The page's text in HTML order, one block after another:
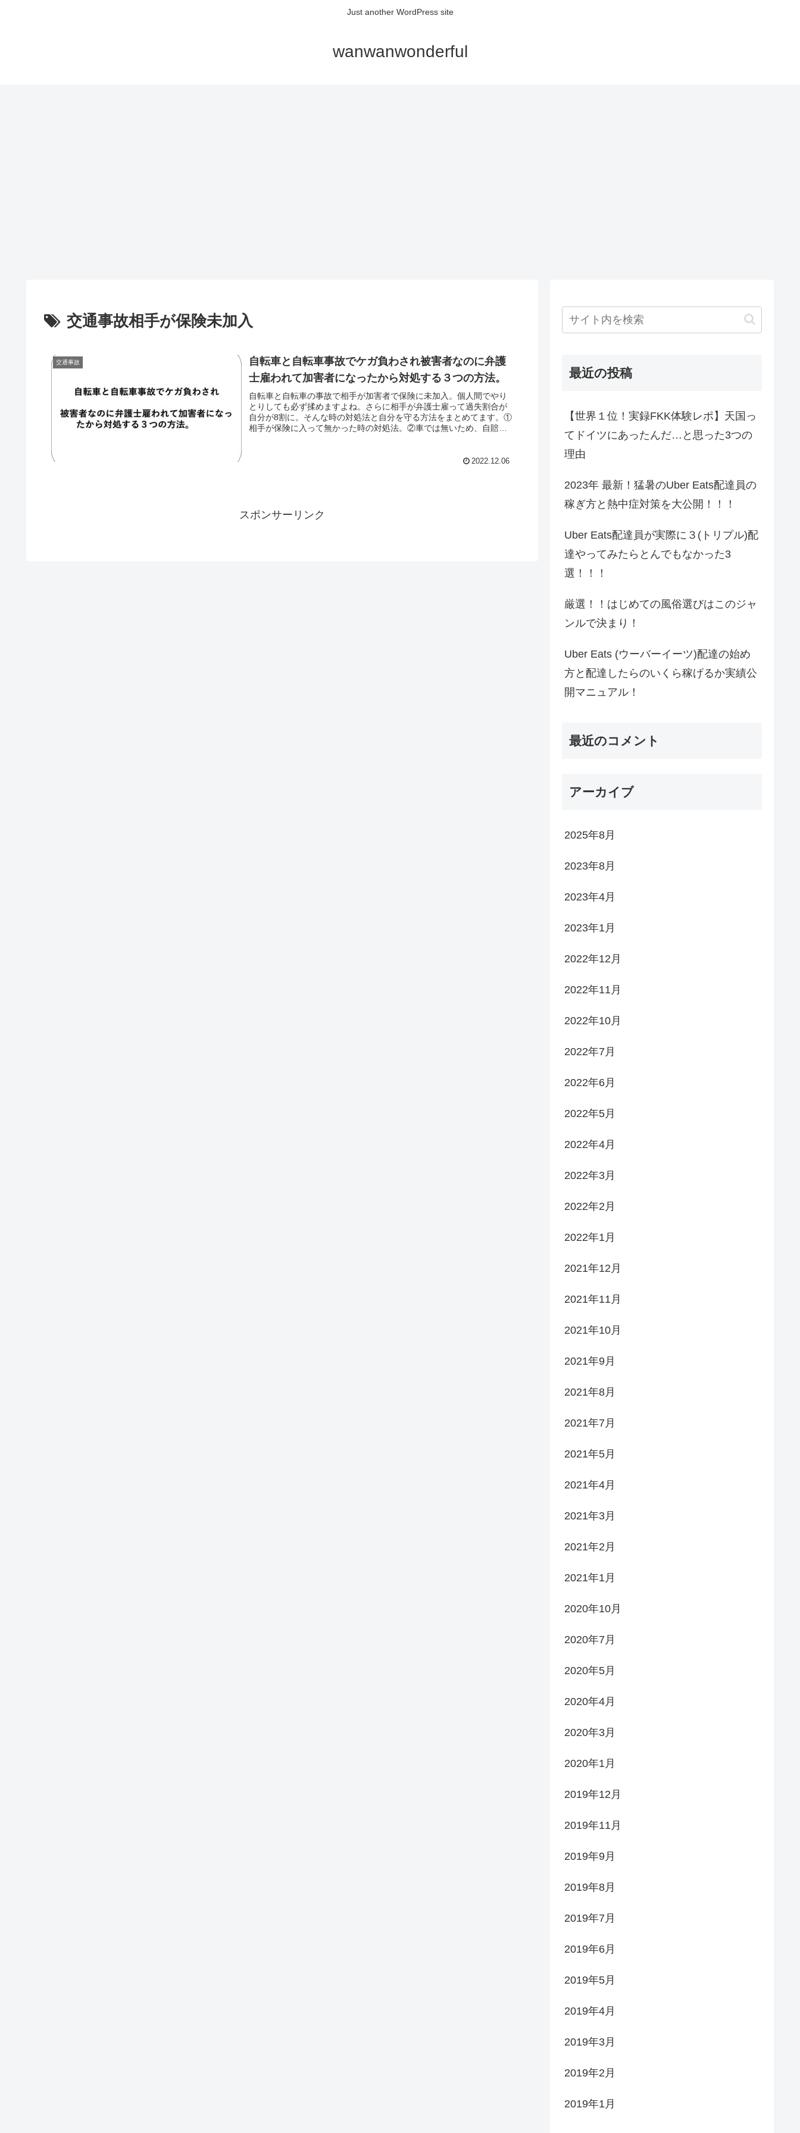
Just another WordPress site
wanwanwonderful
交通事故相手が保険未加入
交通事故
自転車と自転車事故でケガ負わされ被害者なのに弁護
士雇われて加害者になったから対処する３つの方法。
自転車と自転車の事故で相手が加害者で保険に未加入。個人間でやり
とりしても必ず揉めますよね。さらに相手が弁護士雇って過失割合が
自分が8割に。そんな時の対処法と自分を守る方法をまとめてます。①
相手が保険に入って無かった時の対処法。②車では無いため、自賠責
2022.12.06
スポンサーリンク
最近の投稿
【世界１位！実録FKK体験レポ】天国っ
てドイツにあったんだ…と思った3つの
理由
2023年 最新！猛暑のUber Eats配達員の
稼ぎ方と熱中症対策を大公開！！！
Uber Eats配達員が実際に３(トリプル)配
達やってみたらとんでもなかった3
選！！！
厳選！！はじめての風俗選びはこのジャ
ンルで決まり！
Uber Eats (ウーバーイーツ)配達の始め
方と配達したらのいくら稼げるか実績公
開マニュアル！
最近のコメント
アーカイブ
2025年8月
2023年8月
2023年4月
2023年1月
2022年12月
2022年11月
2022年10月
2022年7月
2022年6月
2022年5月
2022年4月
2022年3月
2022年2月
2022年1月
2021年12月
2021年11月
2021年10月
2021年9月
2021年8月
2021年7月
2021年5月
2021年4月
2021年3月
2021年2月
2021年1月
2020年10月
2020年7月
2020年5月
2020年4月
2020年3月
2020年1月
2019年12月
2019年11月
2019年9月
2019年8月
2019年7月
2019年6月
2019年5月
2019年4月
2019年3月
2019年2月
2019年1月